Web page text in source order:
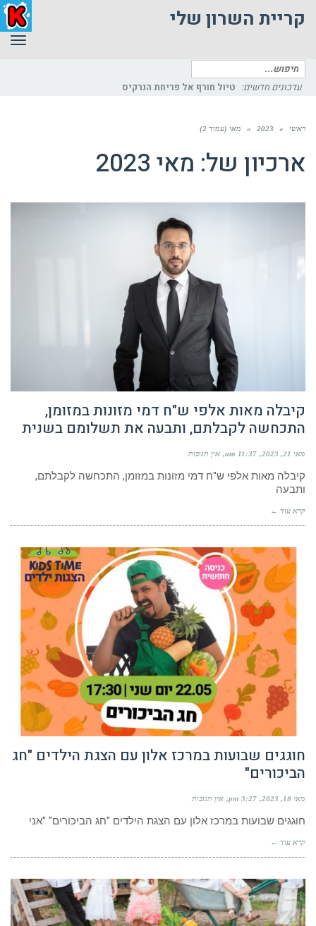
קריית השרון שלי
חיפוש
עבור:
ארכיון של:
קיבלה מאות אלפי ש"ח דמי מזונות במזומן,
התכחשה לקבלתם, ותבעה את תשלומם בשנית
מאי 21, 2023 11:37 am אין תגובות
קיבלה מאות אלפי ש"ח דמי מזונות במזומן, התכחשה לקבלתם,
ותבעה
קרא עוד ←
חוגגים שבועות במרכז אלון עם הצגת הילדים "חג
הביכורים"
מאי 18, 2023 3:27 pm
חוגגים שבועות במרכז אלון עם הצגת הילדים "חג הביכורים" "אני
קרא עוד ←